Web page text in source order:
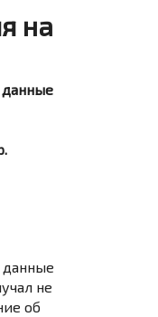
на
данные
данные
не
об